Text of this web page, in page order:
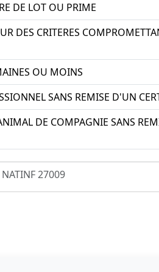
DE LOT OU PRIME
DES CRITERES
OU MOINS
SANS REMISE D'UN
DE COMPAGNIE SANS
NATINF 27009